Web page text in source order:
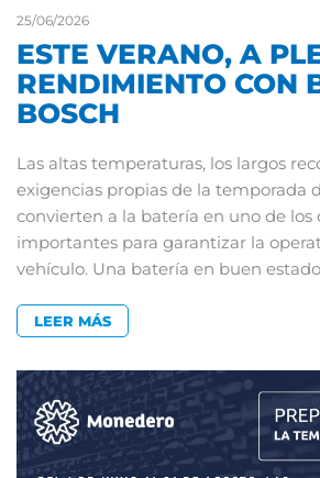
25/06/2026
ESTE VERANO, A
RENDIMIENTO CON
BOSCH
Las altas temperaturas, los largos
exigencias propias de la temporada
convierten a la batería en uno de
importantes para garantizar la
vehículo. Una batería en buen
LEER MÁS